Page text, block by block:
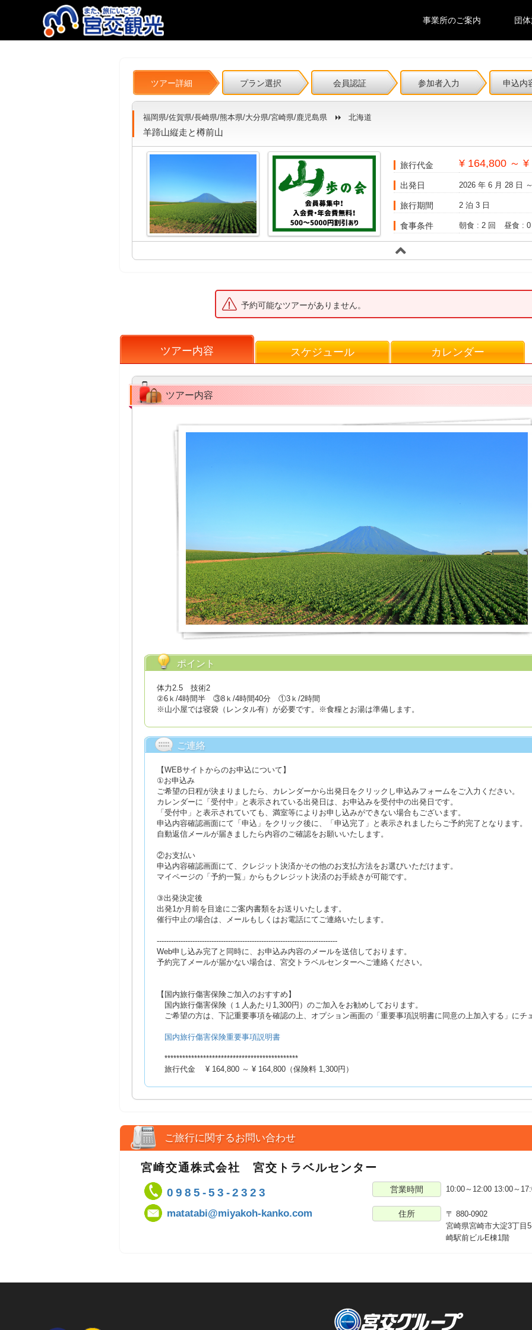
事業所のご案内 団
ツアー詳細 プラン選択 会員認証 参加者入力 申込内
福岡県/佐賀県/長崎県/熊本県/大分県/宮崎県/鹿児島県 北海道
羊蹄山縦走と樽前山
旅行代金 ¥ 164,800 ～ ¥
出発日 2026 年 6 月 28 日
旅行期間 2 泊 3 日
食事条件 朝食 : 2 回 昼食 : 0
予約可能なツアーがありません。
ツアー内容 スケジュール カレンダー
ツアー内容
ポイント
体力2.5 技術2
②6ｋ/4時間半 ③8ｋ/4時間40分 ①3ｋ/2時間
※山小屋では寝袋（レンタル有）が必要です。※食糧とお湯は準備します。
ご連絡
【WEBサイトからのお申込について】
①お申込み
ご希望の日程が決まりましたら、カレンダーから出発日をクリックし申込みフォームをご入力ください。
カレンダーに「受付中」と表示されている出発日は、お申込みを受付中の出発日です。
「受付中」と表示されていても、満室等によりお申し込みができない場合もございます。
申込内容確認画面にて「申込」をクリック後に、「申込完了」と表示されましたらご予約完了となります。
自動返信メールが届きましたら内容のご確認をお願いいたします。
②お支払い
申込内容確認画面にて、クレジット決済かその他のお支払方法をお選びいただけます。
マイページの「予約一覧」からもクレジット決済のお手続きが可能です。
③出発決定後
出発1か月前を目途にご案内書類をお送りいたします。
催行中止の場合は、メールもしくはお電話にてご連絡いたします。
----------------------------------------------------------------------------
Web申し込み完了と同時に、お申込み内容のメールを送信しております。
予約完了メールが届かない場合は、宮交トラベルセンターへご連絡ください。
【国内旅行傷害保険ご加入のおすすめ】
国内旅行傷害保険（１人あたり1,300円）のご加入をお勧めしております。
ご希望の方は、下記重要事項を確認の上、オプション画面の「重要事項説明書に同意の上加入する」にチ
国内旅行傷害保険重要事項説明書
*********************************************
旅行代金 ¥ 164,800 ～ ¥ 164,800（保険料 1,300円）
ご旅行に関するお問い合わせ
宮崎交通株式会社 宮交トラベルセンター
0985-53-2323
営業時間 10:00～12:00 13:00～
matatabi@miyakoh-kanko.com 住所
〒 880-0902
宮崎県宮崎市大淀3丁
崎駅前ビルE棟1階